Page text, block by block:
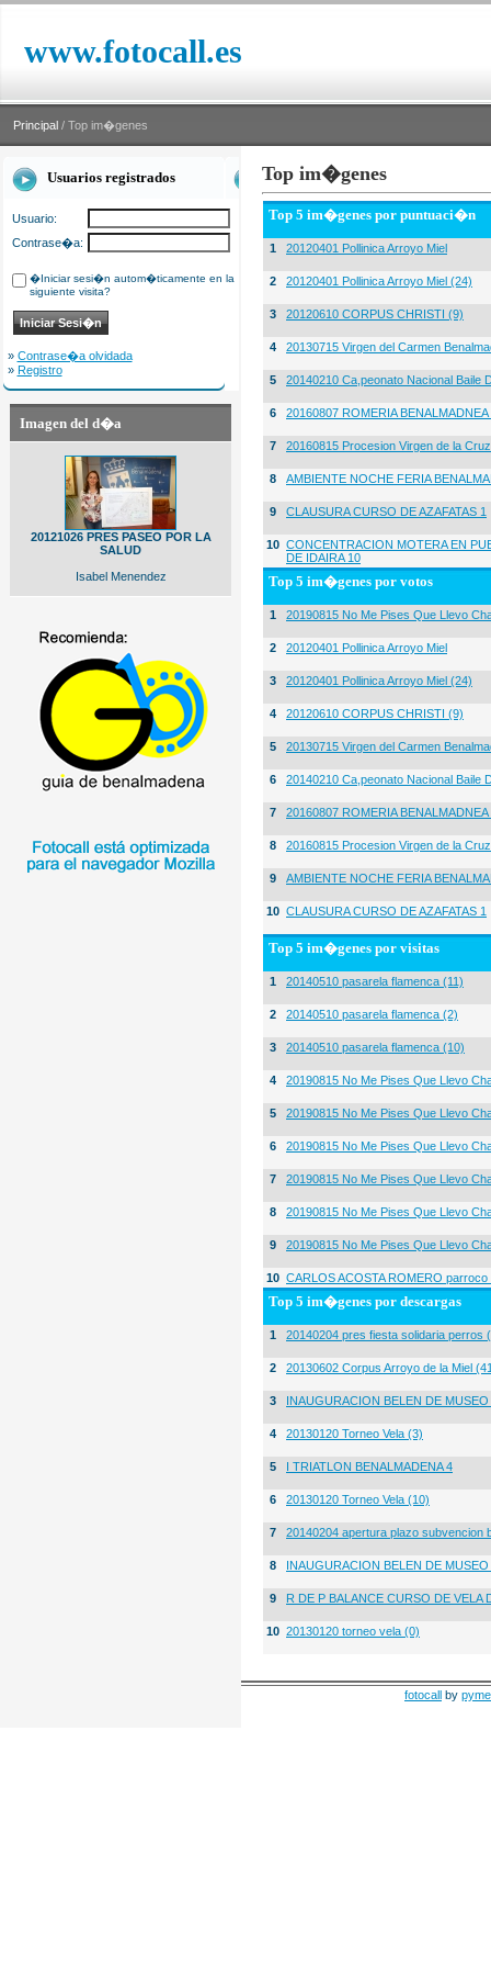
www.fotocall.es
Principal / Top im�genes
Usuarios registrados
Usuario:
Contrase�a:
�Iniciar sesi�n autom�ticamente en la
siguiente visita?
» Contrase�a olvidada
» Registro
Imagen del d�a
20121026 PRES PASEO POR LA
SALUD
Isabel Menendez
Top im�genes
Top 5 im�genes por puntuaci�n
1 20120401 Pollinica Arroyo Miel
2 20120401 Pollinica Arroyo Miel (24)
3 20120610 CORPUS CHRISTI (9)
4 20130715 Virgen del Carmen
5 20140210 Ca,peonato Nacional Baile
6 20160807 ROMERIA
7 20160815 Procesion Virgen de la
8 AMBIENTE NOCHE FERIA
9 CLAUSURA CURSO DE AZAFATAS 1
10 CONCENTRACION MOTERA EN
DE IDAIRA 10
Top 5 im�genes por votos
1 20190815 No Me Pises Que Llevo
2 20120401 Pollinica Arroyo Miel
3 20120401 Pollinica Arroyo Miel (24)
4 20120610 CORPUS CHRISTI (9)
5 20130715 Virgen del Carmen
6 20140210 Ca,peonato Nacional Baile
7 20160807 ROMERIA
8 20160815 Procesion Virgen de la
9 AMBIENTE NOCHE FERIA
10 CLAUSURA CURSO DE AZAFATAS 1
Top 5 im�genes por visitas
1 20140510 pasarela flamenca (11)
2 20140510 pasarela flamenca (2)
3 20140510 pasarela flamenca (10)
4 20190815 No Me Pises Que Llevo
5 20190815 No Me Pises Que Llevo
6 20190815 No Me Pises Que Llevo
7 20190815 No Me Pises Que Llevo
8 20190815 No Me Pises Que Llevo
9 20190815 No Me Pises Que Llevo
10 CARLOS ACOSTA ROMERO
Top 5 im�genes por descargas
1 20140204 pres fiesta solidaria perros
2 20130602 Corpus Arroyo de la Miel
3 INAUGURACION BELEN DE
4 20130120 Torneo Vela (3)
5 I TRIATLON BENALMADENA 4
6 20130120 Torneo Vela (10)
7 20140204 apertura plazo subvencion
8 INAUGURACION BELEN DE
9 R DE P BALANCE CURSO DE VELA
10 20130120 torneo vela (0)
fotocall by